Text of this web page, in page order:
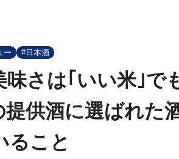
ー #日本酒
味さは｢いい米｣で
供酒に選ばれた
ること